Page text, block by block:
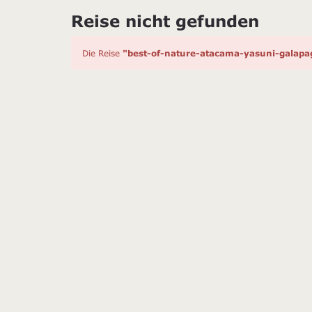
Reise nicht gefunden
Die Reise "best-of-nature-atacama-yasuni-